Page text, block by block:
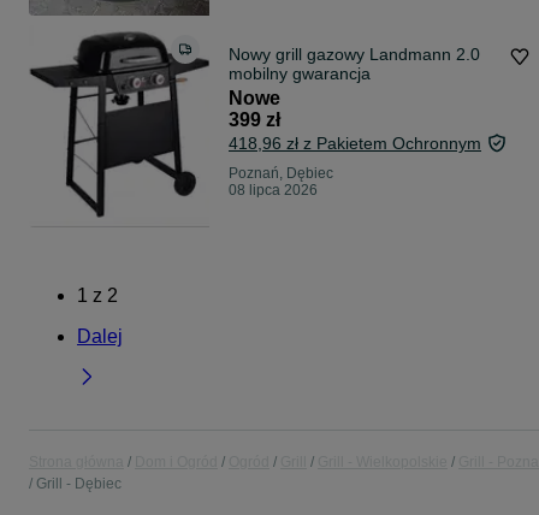
Nowy grill gazowy Landmann 2.0
mobilny gwarancja
Nowe
399 zł
418,96 zł z Pakietem Ochronnym
Poznań, Dębiec
08 lipca 2026
1 z 2
Dalej
Grill - Dębiec